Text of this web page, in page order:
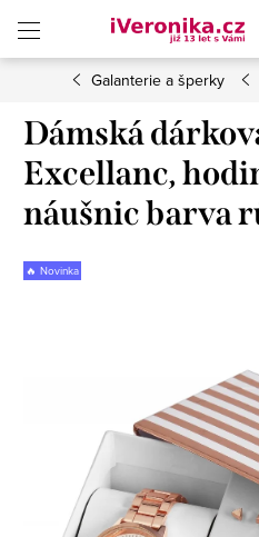
obsah
Galanterie a šperky
Dámská
Excellanc,
náušnic barva
🔥 Novinka